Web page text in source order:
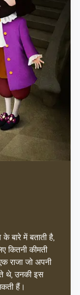
बारे में बताती है,
कितनी कीमती
राजा जो अपनी
थे, उनकी इस
हैं।